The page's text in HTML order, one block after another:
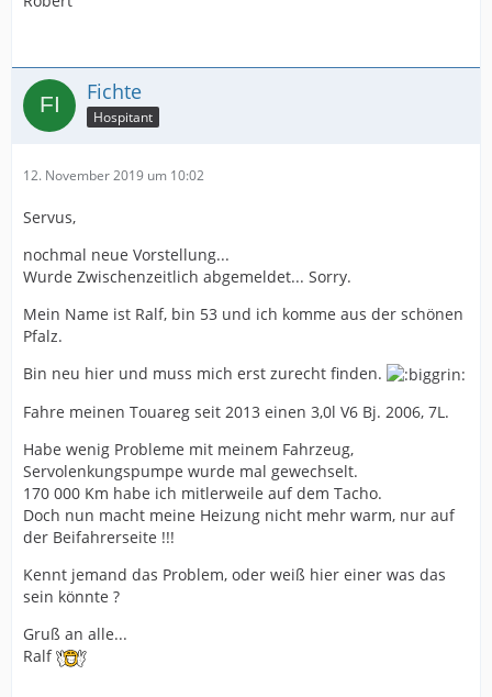
Fichte
Hospitant
12. November 2019 um 10:02
Servus,
nochmal neue Vorstellung...
Wurde Zwischenzeitlich abgemeldet... Sorry.
Mein Name ist Ralf, bin 53 und ich komme aus der schönen
Pfalz.
Bin neu hier und muss mich erst zurecht finden.
Fahre meinen Touareg seit 2013 einen 3,0l V6 Bj. 2006, 7L.
Habe wenig Probleme mit meinem Fahrzeug,
Servolenkungspumpe wurde mal gewechselt.
170 000 Km habe ich mitlerweile auf dem Tacho.
Doch nun macht meine Heizung nicht mehr warm, nur auf
der Beifahrerseite !!!
Kennt jemand das Problem, oder weiß hier einer was das
sein könnte ?
Gruß an alle...
Ralf